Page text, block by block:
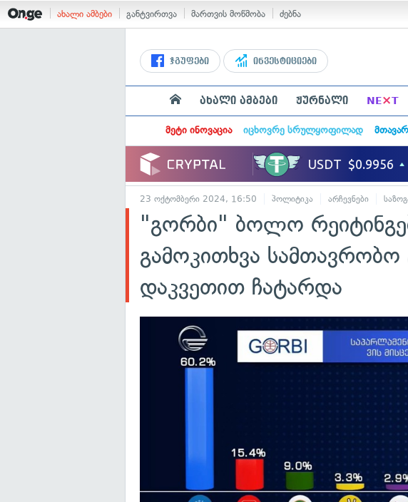
ახალი ამბები განტვირთვა მართვის მოწმობა ძებნა
ჯგუფები ინვესტიციები
ახალი ამბები ჟურნალი NE×T
მეტი ინოვაცია იცხოვრე სრულყოფილად
23 ოქტომბერი 2024, 16:50 პოლიტიკა არჩევნები
"გორბი" ბოლო
გამოკითხვა
დაკვეთით ჩატარდა